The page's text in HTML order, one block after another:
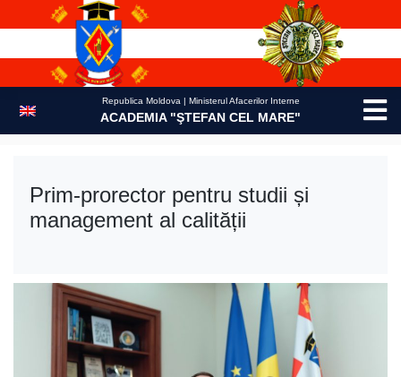
Republica Moldova | Ministerul Afacerilor Interne
ACADEMIA "ŞTEFAN CEL MARE"
Prim-prorector pentru studii și
management al calității